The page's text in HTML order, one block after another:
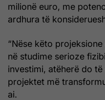
milionë euro, me
ardhura të
“Nëse këto
në studime serioze
investimi, atëherë do
projektet më
ai.